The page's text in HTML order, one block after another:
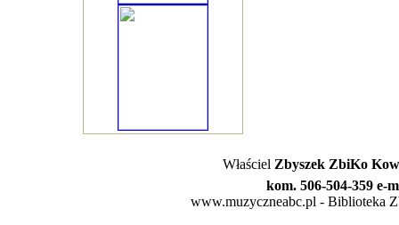
Właściel Zbyszek ZbiKo
kom. 506-504-359 e-
www.muzyczneabc.pl - Biblioteka